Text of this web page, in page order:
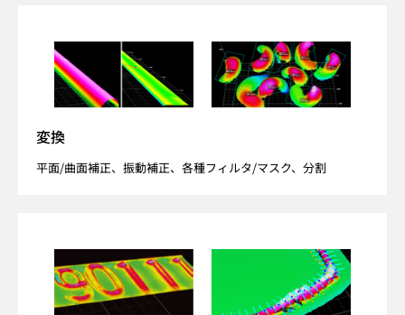
変換
平面/曲面補正、振動補正、各種フィルタ/マスク、分割